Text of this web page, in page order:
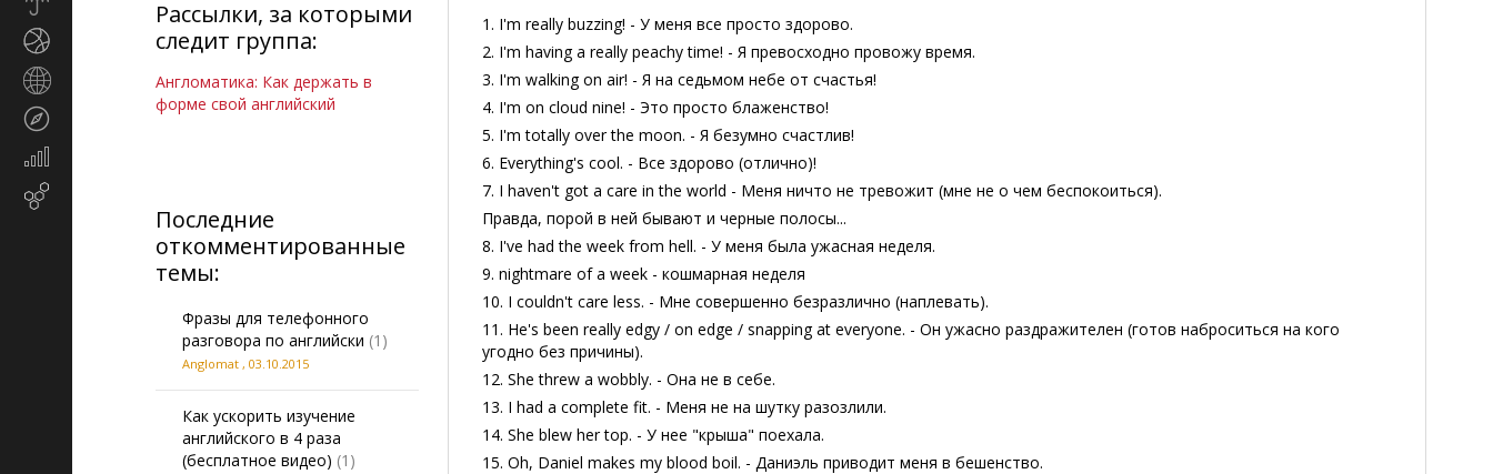
маркетинг
Рассылки, за которыми
следит группа:
Англоматика: Как держать в
форме свой английский
Последние
откомментированные
темы:
Фразы для телефонного
разговора по английски (1)
Anglomat , 03.10.2015
Как ускорить изучение
английского в 4 раза
(бесплатное видео) (1)
1. I'm really buzzing! - У меня все просто здорово.
2. I'm having a really peachy time! - Я превосходно провожу время.
3. I'm walking on air! - Я на седьмом небе от счастья!
4. I'm on cloud nine! - Это просто блаженство!
5. I'm totally over the moon. - Я безумно счастлив!
6. Everything's cool. - Все здорово (отлично)!
7. I haven't got a care in the world - Меня ничто не тревожит (мне не о чем беспокоиться).
Правда, порой в ней бывают и черные полосы...
8. I've had the week from hell. - У меня была ужасная неделя.
9. nightmare of a week - кошмарная неделя
10. I couldn't care less. - Мне совершенно безразлично (наплевать).
11. He's been really edgy / on edge / snapping at everyone. - Он ужасно раздражителен (готов наброситься на кого
угодно без причины).
12. She threw a wobbly. - Она не в себе.
13. I had a complete fit. - Меня не на шутку разозлили.
14. She blew her top. - У нее "крыша" поехала.
15. Oh, Daniel makes my blood boil. - Даниэль приводит меня в бешенство.